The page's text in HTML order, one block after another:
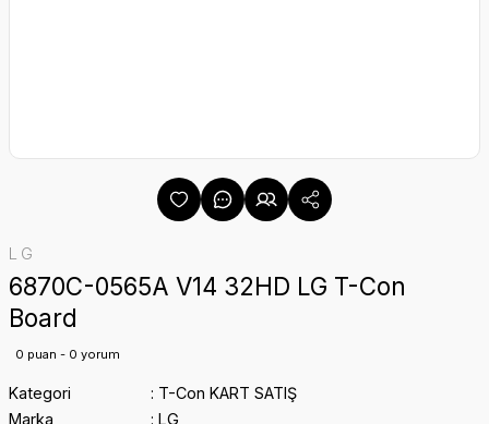
LG
6870C-0565A V14 32HD LG T-Con
Board
0 puan - 0 yorum
Kategori
T-Con KART SATIŞ
Marka
LG